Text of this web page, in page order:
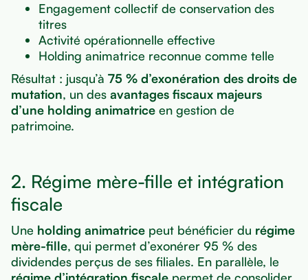
Engagement collectif de conservation des
titres
Activité opérationnelle effective
Holding animatrice reconnue comme telle
Résultat : jusqu’à 75 % d’exonération des droits de
mutation, un des avantages fiscaux majeurs
d’une holding animatrice en gestion de
patrimoine.
2. Régime mère-fille et intégration
fiscale
Une holding animatrice peut bénéficier du régime
mère-fille, qui permet d’exonérer 95 % des
dividendes perçus de ses filiales. En parallèle, le